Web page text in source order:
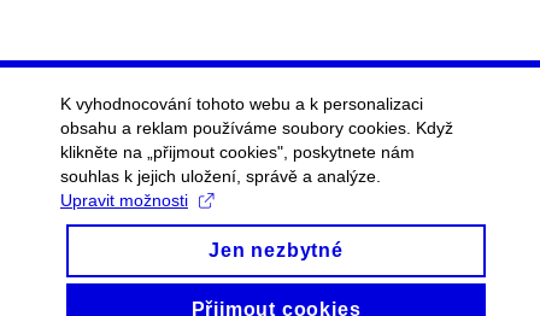
K vyhodnocování tohoto webu a k personalizaci
obsahu a reklam používáme soubory cookies. Když
klikněte na „přijmout cookies", poskytnete nám
souhlas k jejich uložení, správě a analýze.
Upravit možnosti
Jen nezbytné
Přijmout cookies